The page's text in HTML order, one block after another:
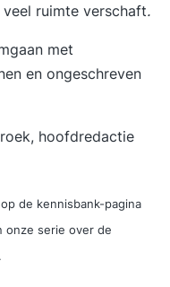
ruimte verschaft.
met
en ongeschreven
hoofdredactie
de kennisbank-pagina
onze serie over de